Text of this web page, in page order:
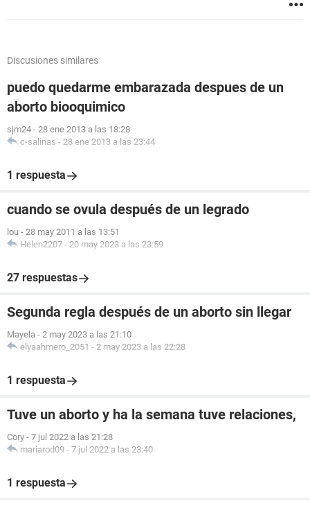
Discusiones similares
puedo quedarme embarazada despues de un
aborto biooquimico
sjm24 - 28 ene 2013 a las 18:28
c-salinas - 28 ene 2013 a las 23:44
1 respuesta
cuando se ovula después de un legrado
lou - 28 may 2011 a las 13:51
Helen2207 - 20 may 2023 a las 23:59
27 respuestas
Segunda regla después de un aborto sin llegar
Mayela - 2 may 2023 a las 21:10
elyaahmero_2051 - 2 may 2023 a las 22:28
1 respuesta
Tuve un aborto y ha la semana tuve relaciones,
Cory - 7 jul 2022 a las 21:28
mariarod09 - 7 jul 2022 a las 23:40
1 respuesta